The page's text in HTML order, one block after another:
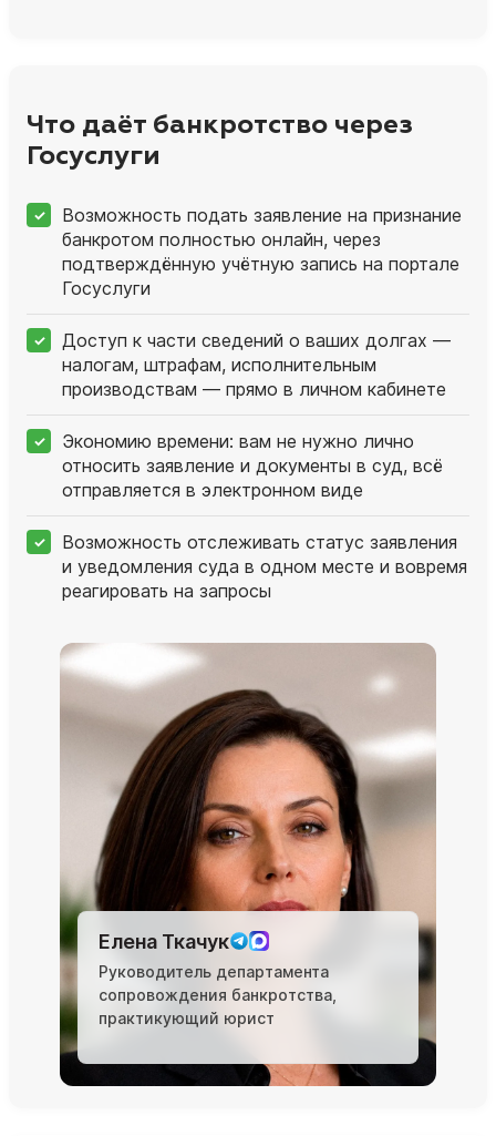
Что даёт банкротство через
Госуслуги
Возможность подать заявление на признание
банкротом полностью онлайн, через
подтверждённую учётную запись на портале
Госуслуги
Доступ к части сведений о ваших долгах —
налогам, штрафам, исполнительным
производствам — прямо в личном кабинете
Экономию времени: вам не нужно лично
относить заявление и документы в суд, всё
отправляется в электронном виде
Возможность отслеживать статус заявления
и уведомления суда в одном месте и вовремя
реагировать на запросы
Елена Ткачук
Руководитель департамента
сопровождения банкротства,
практикующий юрист